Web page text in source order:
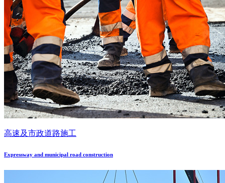
高速及市政道路施工
Expressway and municipal road construction